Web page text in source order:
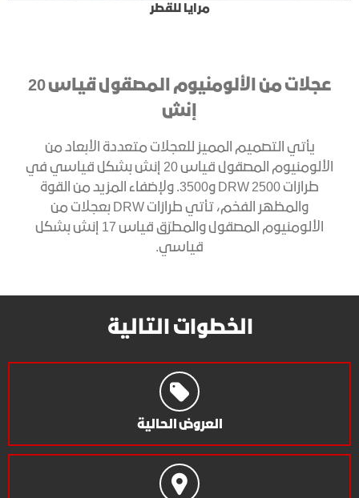
مرايا للقطر
عجلات من الألومنيوم المصقول قياس 20
إنش
يأتي التصميم المميز للعجلات متعددة الأبعاد من
الألومنيوم المصقول قياس 20 إنش بشكل قياسي في
طرازات DRW 2500 و3500. ولإضفاء المزيد من القوة
والمظهر الفخم، تأتي طرازات DRW بعجلات من
الألومنيوم المصقول والمطرّق قياس 17 إنش بشكل
قياسي.
الخطوات التالية
العروض الحالية